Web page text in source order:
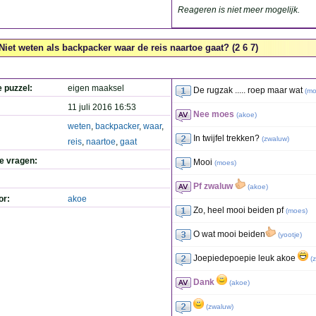
Reageren is niet meer mogelijk.
weten als backpacker waar de reis naartoe gaat? (2 6 7)
puzzel:
eigen maaksel
11 juli 2016 16:53
weten, backpacker, waar,
reis, naartoe, gaat
vragen:
akoe
De rugzak ..... roep maar wat (
Nee moes (akoe)
In twijfel trekken? (zwaluw)
Mooi (moes)
Pf zwaluw (akoe)
Zo, heel mooi beiden pf (moes)
O wat mooi beiden (yootje)
Joepiedepoepie leuk akoe (
Dank (akoe)
(zwaluw)